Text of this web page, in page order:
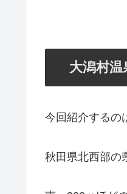
大潟村
今回紹介するの
秋田県北西部の